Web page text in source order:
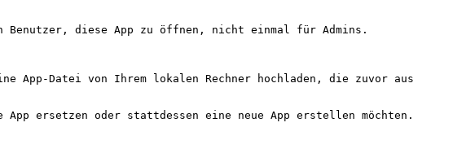
diese App zu öffnen, nicht einmal für Admins.
App-Datei von Ihrem lokalen Rechner hochladen, die zuvor aus
ersetzen oder stattdessen eine neue App erstellen möchten.